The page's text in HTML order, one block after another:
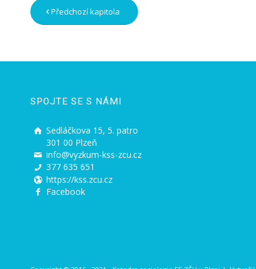
Předchozí kapitola
SPOJTE SE S NÁMI
Sedláčkova 15, 5. patro
301 00 Plzeň
info@vyzkum-kss-zcu.cz
377 635 651
https://kss.zcu.cz
Facebook